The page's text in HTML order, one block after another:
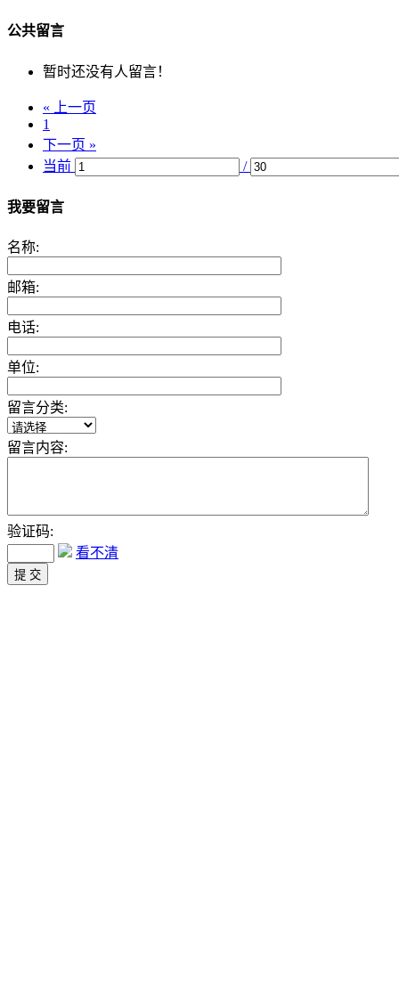
公共留言
暂时还没有人留言！
« 上一页
1
下一页 »
当前
/
我要留言
名称:
邮箱:
电话:
单位:
留言分类:
留言内容:
验证码:
看不清